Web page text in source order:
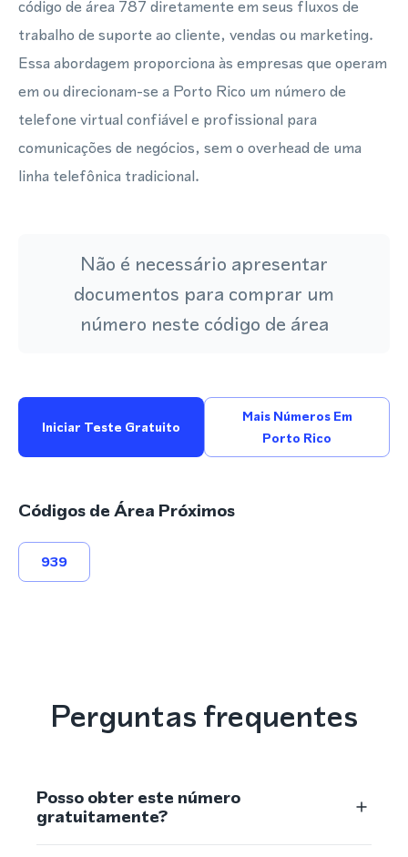
código de área 787 diretamente em seus fluxos de
trabalho de suporte ao cliente, vendas ou marketing.
Essa abordagem proporciona às empresas que operam
em ou direcionam-se a Porto Rico um número de
telefone virtual confiável e profissional para
comunicações de negócios, sem o overhead de uma
linha telefônica tradicional.
Não é necessário apresentar
documentos para comprar um
número neste código de área
Iniciar Teste Gratuito
Mais Números Em
Porto Rico
Códigos de Área Próximos
939
Perguntas frequentes
Posso obter este número
gratuitamente?